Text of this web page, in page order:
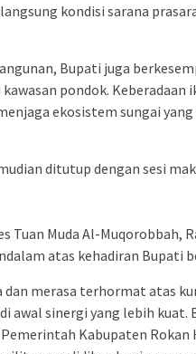
kondisi sarana
Bupati juga
pondok. Keberadaan
ekosistem sungai
ditutup dengan sesi
Tuan Muda Al-Muqorobbah,
atas kehadiran Bupati
dan merasa terhormat atas
awal sinergi yang lebih kuat.
Kabupaten